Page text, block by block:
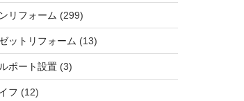
リフォーム (299)
ットリフォーム (13)
ポート設置(3)
フ (12)